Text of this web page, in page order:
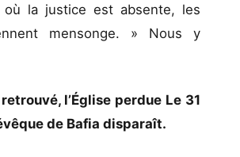
la justice est absente, les
mensonge. » Nous y
l’Église perdue Le 31
de Bafia disparaît.